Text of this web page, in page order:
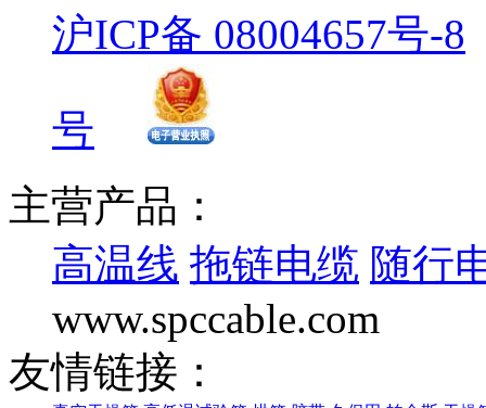
沪ICP备 08004657号-8
号
主营产品：
高温线 拖链电缆 随行
www.spccable.com
友情链接：